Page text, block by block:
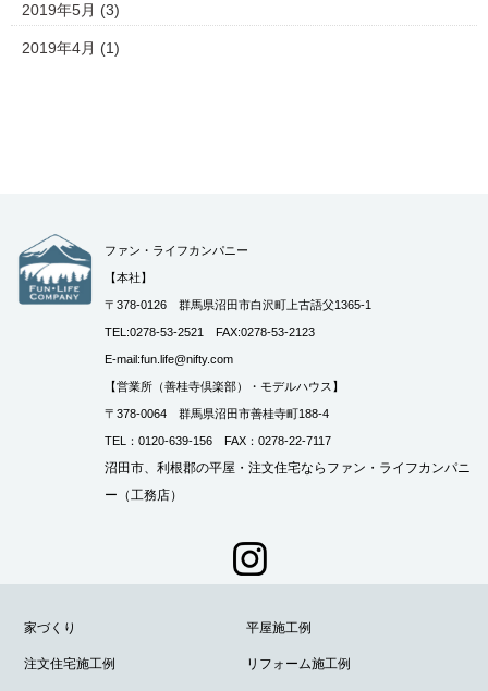
2019年5月 (3)
2019年4月 (1)
ファン・ライフカンパニー
【本社】
〒378-0126 群馬県沼田市白沢町上古語父1365-1
TEL:0278-53-2521 FAX:0278-53-2123
E-mail:fun.life@nifty.com
【営業所（善桂寺倶楽部）・モデルハウス】
〒378-0064 群馬県沼田市善桂寺町188-4
TEL：0120-639-156 FAX：0278-22-7117
沼田市、利根郡の平屋・注文住宅ならファン・ライフカンパニ
ー（工務店）
家づくり 平屋施工例
注文住宅施工例 リフォーム施工例